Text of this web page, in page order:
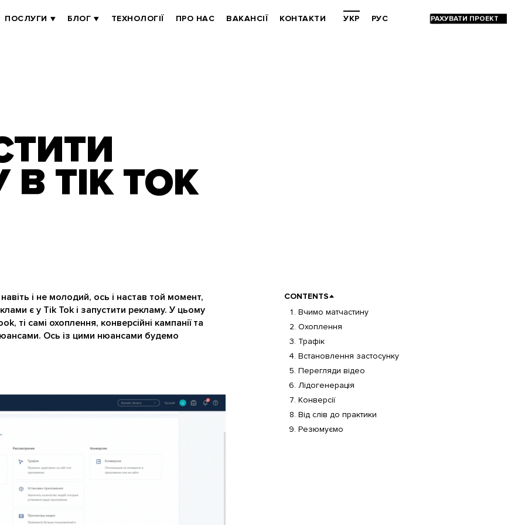
ПОСЛУГИ БЛОГ ТЕХНОЛОГІЇ ПРО НАС ВАКАНСІЇ КОНТАКТИ УКР РУС
TIK TOK
CONTENTS
Вчимо матчастину
Охоплення
Трафік
Встановлення застосунку
Перегляди відео
Лідогенерація
Конверсії
Від слів до практики
Резюмуємо
і не молодий, ось і настав той момент,
є у Tik Tok і запустити рекламу. У цьому
ті самі охоплення, конверсійні кампанії та
Ось із цими нюансами будемо